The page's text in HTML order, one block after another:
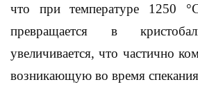
что при температуре 1250
превращается в
увеличивается, что частично
возникающую во время